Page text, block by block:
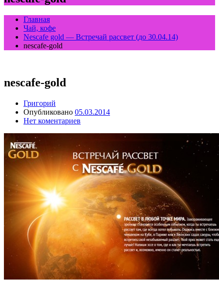
Главная
Чай, кофе
Nescafe gold — Встречай рассвет (до 30.04.14)
nescafe-gold
nescafe-gold
Григорий
Опубликовано 05.03.2014
Нет коментариев